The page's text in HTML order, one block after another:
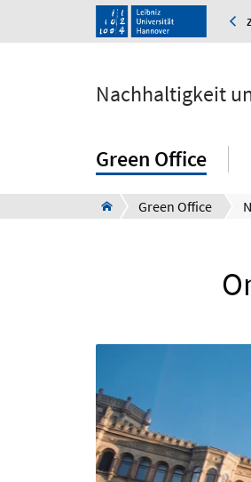
Nachhaltigkeit
Green Office
Green Office